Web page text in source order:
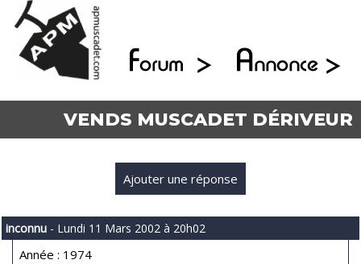
VENDS MUSCADET DÉRIVEUR
Ajouter une réponse
inconnu - Lundi 11 Mars 2002 à 20h02
Année : 1974